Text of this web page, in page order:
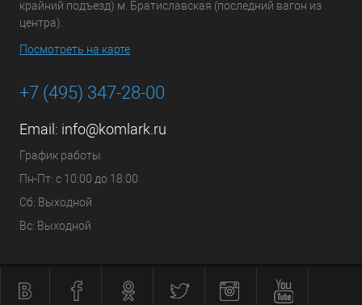
крайний подъезд) м. Братиславская (последний вагон из
центра).
Посмотреть на карте
+7 (495) 347-28-00
Email: info@komlark.ru
График работы
Пн-Пт: с 10:00 до 18:00
Сб: Выходной
Вс: Выходной